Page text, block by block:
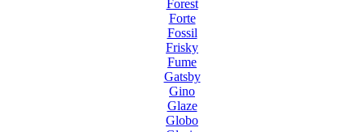
Forest
Forte
Fossil
Frisky
Fume
Gatsby
Gino
Glaze
Globo